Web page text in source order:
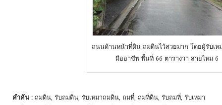
ถนนด้านหน้าที่ดิน ถมดินไว้สวยมาก โดยผู้รับเห
มืออาชีพ พื้นที่ 66 ตารางวา สายไหม 6
คำค้น : ถมดิน, รับถมดิน, รับเหมาถมดิน, ถมที่, ถมที่ดิน, รับถมที่, รับเหมา